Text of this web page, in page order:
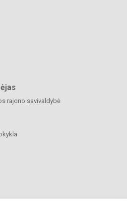
rajono savivaldybė